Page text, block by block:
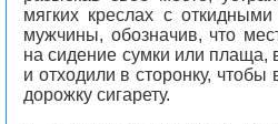
мягких креслах с
мужчины, обозначив, что
на сидение сумки или плаща,
и отходили в сторонку,
дорожку сигарету.